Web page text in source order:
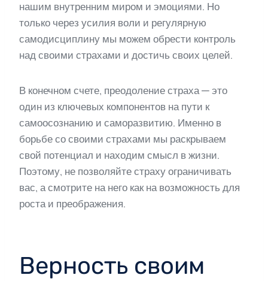
нашим внутренним миром и эмоциями. Но
только через усилия воли и регулярную
самодисциплину мы можем обрести контроль
над своими страхами и достичь своих целей.
В конечном счете, преодоление страха — это
один из ключевых компонентов на пути к
самоосознанию и саморазвитию. Именно в
борьбе со своими страхами мы раскрываем
свой потенциал и находим смысл в жизни.
Поэтому, не позволяйте страху ограничивать
вас, а смотрите на него как на возможность для
роста и преображения.
Верность своим